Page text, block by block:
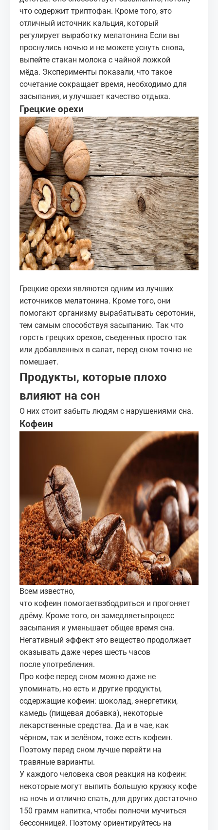
что содержит триптофан. Кроме того, это
отличный источник кальция, который
регулирует выработку мелатонина Если вы
проснулись ночью и не можете уснуть снова,
выпейте стакан молока с чайной ложкой
мёда. Эксперименты показали, что такое
сочетание сокращает время, необходимо для
засыпания, и улучшает качество отдыха.
Грецкие орехи
Грецкие орехи являются одним из лучших
источников мелатонина. Кроме того, они
помогают организму вырабатывать серотонин,
тем самым способствуя засыпанию. Так что
горсть грецких орехов, съеденных просто так
или добавленных в салат, перед сном точно не
помешает.
Продукты, которые плохо
влияют на сон
О них стоит забыть людям с нарушениями сна.
Кофеин
Всем известно,
что кофеин помогаетвзбодриться и прогоняет
дрёму. Кроме того, он замедляетьпроцесс
засыпания и уменьшает общее время сна.
Негативный эффект это вещество продолжает
оказывать даже через шесть часов
после употребления.
Про кофе перед сном можно даже не
упоминать, но есть и другие продукты,
содержащие кофеин: шоколад, энергетики,
камедь (пищевая добавка), некоторые
лекарственные средства. Да и в чае, как
чёрном, так и зелёном, тоже есть кофеин.
Поэтому перед сном лучше перейти на
травяные варианты.
У каждого человека своя реакция на кофеин:
некоторые могут выпить большую кружку кофе
на ночь и отлично спать, для других достаточно
150 грамм напитка, чтобы полночи мучиться
бессонницей. Поэтому ориентируйтесь на